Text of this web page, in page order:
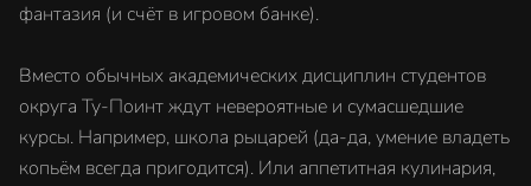
фантазия (и счёт в игровом банке).
Вместо обычных академических дисциплин студентов
округа Ту-Поинт ждут невероятные и сумасшедшие
курсы. Например, школа рыцарей (да-да, умение владеть
копьём всегда пригодится). Или аппетитная кулинария,